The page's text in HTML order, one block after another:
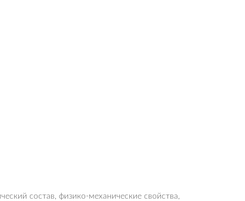
состав, физико-механические свойства,